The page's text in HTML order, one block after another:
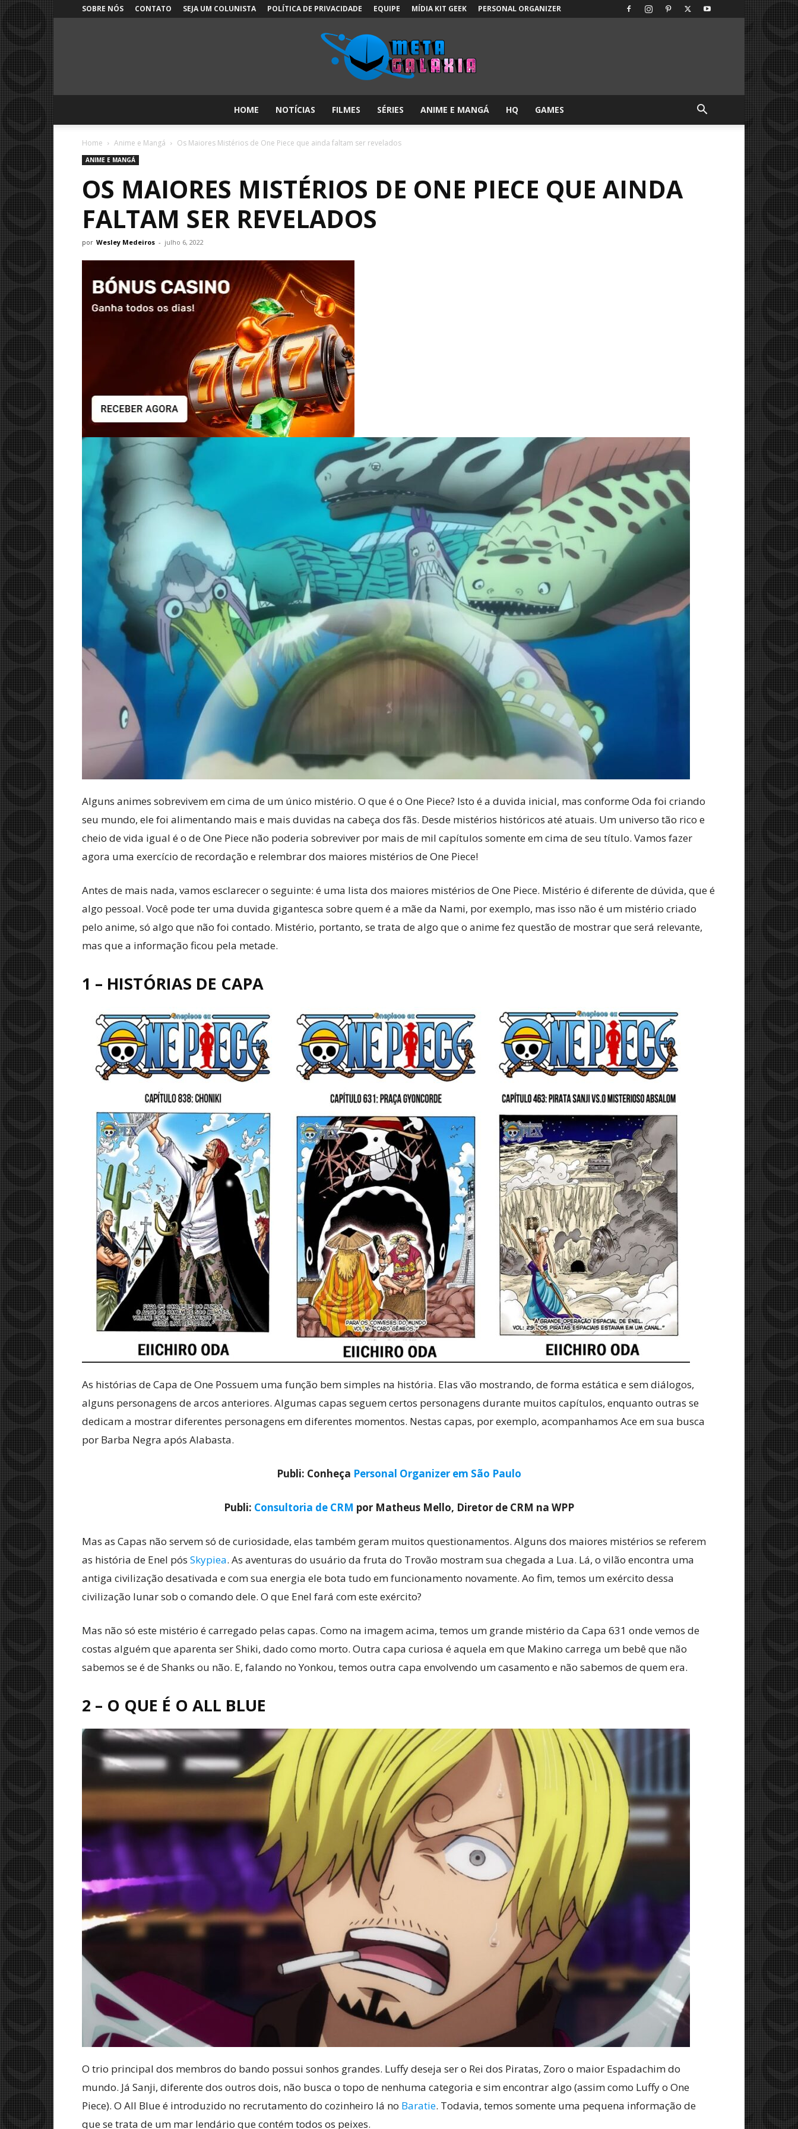
SOBRE NÓS CONTATO SEJA UM COLUNISTA POLÍTICA DE PRIVACIDADE EQUIPE MÍDIA KIT GEEK PERSONAL ORGANIZER
Galáxia:
sobre
Cultura
Pop!
HOME NOTÍCIAS FILMES SÉRIES ANIME E MANGÁ HQ GAMES
Home Anime e Mangá Os Maiores Mistérios de One Piece que ainda faltam ser revelados
ANIME E MANGÁ
OS MAIORES MISTÉRIOS DE ONE PIECE QUE AINDA
FALTAM SER REVELADOS
por Wesley Medeiros - julho 6, 2022
Alguns animes sobrevivem em cima de um único mistério. O que é o One Piece? Isto é a duvida inicial, mas conforme Oda foi criando
seu mundo, ele foi alimentando mais e mais duvidas na cabeça dos fãs. Desde mistérios históricos até atuais. Um universo tão rico e
cheio de vida igual é o de One Piece não poderia sobreviver por mais de mil capítulos somente em cima de seu título. Vamos fazer
agora uma exercício de recordação e relembrar dos maiores mistérios de One Piece!
Antes de mais nada, vamos esclarecer o seguinte: é uma lista dos maiores mistérios de One Piece. Mistério é diferente de dúvida, que é
algo pessoal. Você pode ter uma duvida gigantesca sobre quem é a mãe da Nami, por exemplo, mas isso não é um mistério criado
pelo anime, só algo que não foi contado. Mistério, portanto, se trata de algo que o anime fez questão de mostrar que será relevante,
mas que a informação ficou pela metade.
1 – HISTÓRIAS DE CAPA
As histórias de Capa de One Possuem uma função bem simples na história. Elas vão mostrando, de forma estática e sem diálogos,
alguns personagens de arcos anteriores. Algumas capas seguem certos personagens durante muitos capítulos, enquanto outras se
dedicam a mostrar diferentes personagens em diferentes momentos. Nestas capas, por exemplo, acompanhamos Ace em sua busca
por Barba Negra após Alabasta.
Publi: Conheça Personal Organizer em São Paulo
Publi: Consultoria de CRM por Matheus Mello, Diretor de CRM na WPP
Mas as Capas não servem só de curiosidade, elas também geram muitos questionamentos. Alguns dos maiores mistérios se referem
as história de Enel pós Skypiea. As aventuras do usuário da fruta do Trovão mostram sua chegada a Lua. Lá, o vilão encontra uma
antiga civilização desativada e com sua energia ele bota tudo em funcionamento novamente. Ao fim, temos um exército dessa
civilização lunar sob o comando dele. O que Enel fará com este exército?
Mas não só este mistério é carregado pelas capas. Como na imagem acima, temos um grande mistério da Capa 631 onde vemos de
costas alguém que aparenta ser Shiki, dado como morto. Outra capa curiosa é aquela em que Makino carrega um bebê que não
sabemos se é de Shanks ou não. E, falando no Yonkou, temos outra capa envolvendo um casamento e não sabemos de quem era.
2 – O QUE É O ALL BLUE
O trio principal dos membros do bando possui sonhos grandes. Luffy deseja ser o Rei dos Piratas, Zoro o maior Espadachim do
mundo. Já Sanji, diferente dos outros dois, não busca o topo de nenhuma categoria e sim encontrar algo (assim como Luffy o One
Piece). O All Blue é introduzido no recrutamento do cozinheiro lá no Baratie. Todavia, temos somente uma pequena informação de
que se trata de um mar lendário que contém todos os peixes.